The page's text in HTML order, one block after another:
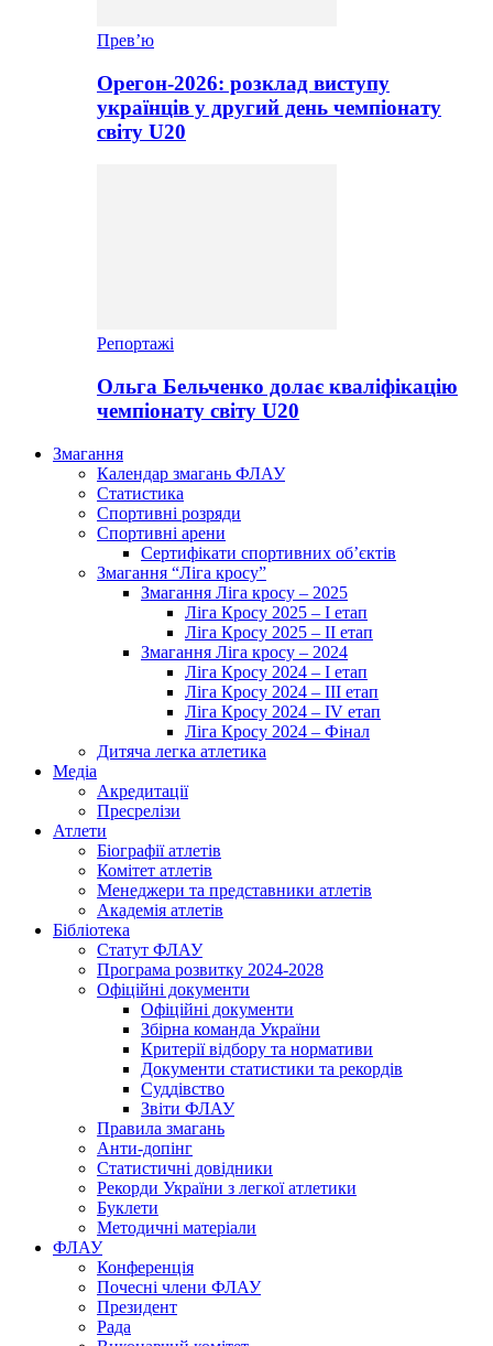
Прев’ю
Орегон-2026: розклад виступу
українців у другий день чемпіонату
світу U20
Репортажі
Ольга Бельченко долає кваліфікацію
чемпіонату світу U20
Змагання
Календар змагань ФЛАУ
Статистика
Спортивні розряди
Спортивні арени
Сертифікати спортивних об’єктів
Змагання “Ліга кросу”
Змагання Ліга кросу – 2025
Ліга Кросу 2025 – I етап
Ліга Кросу 2025 – II етап
Змагання Ліга кросу – 2024
Ліга Кросу 2024 – I етап
Ліга Кросу 2024 – III етап
Ліга Кросу 2024 – IV етап
Ліга Кросу 2024 – Фінал
Дитяча легка атлетика
Медіа
Акредитації
Пресрелізи
Атлети
Біографії атлетів
Комітет атлетів
Менеджери та представники атлетів
Академія атлетів
Бібліотека
Статут ФЛАУ
Програма розвитку 2024-2028
Офіційні документи
Офіційні документи
Збірна команда України
Критерії відбору та нормативи
Документи статистики та рекордів
Суддівство
Звіти ФЛАУ
Правила змагань
Анти-допінг
Статистичні довідники
Рекорди України з легкої атлетики
Буклети
Методичні матеріали
ФЛАУ
Конференція
Почесні члени ФЛАУ
Президент
Рада